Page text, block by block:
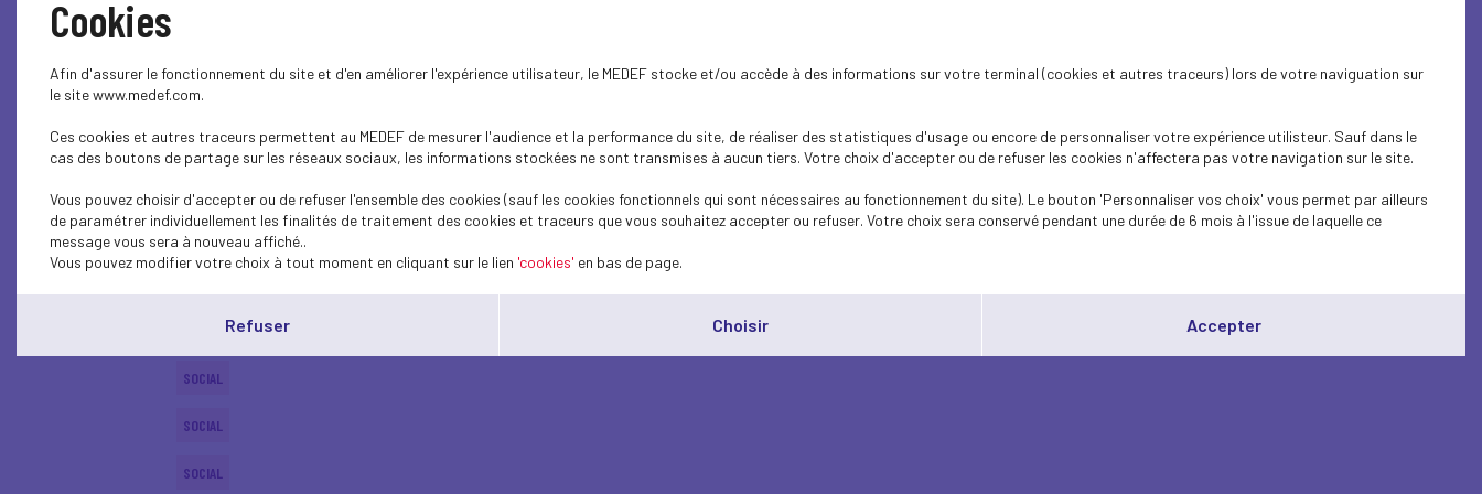
SOCIAL
PROFESSIONAL TRAINING
SOCIAL
SOCIAL
SOCIAL
SOCIAL
Cookies
Afin d'assurer le fonctionnement du site et d'en améliorer l'expérience utilisateur, le MEDEF stocke et/ou accède à des informations sur votre terminal (cookies et autres traceurs) lors de votre naviguation sur
le site www.medef.com.
Ces cookies et autres traceurs permettent au MEDEF de mesurer l'audience et la performance du site, de réaliser des statistiques d'usage ou encore de personnaliser votre expérience utilisteur. Sauf dans le
cas des boutons de partage sur les réseaux sociaux, les informations stockées ne sont transmises à aucun tiers. Votre choix d'accepter ou de refuser les cookies n'affectera pas votre navigation sur le site.
Vous pouvez choisir d'accepter ou de refuser l'ensemble des cookies (sauf les cookies fonctionnels qui sont nécessaires au fonctionnement du site). Le bouton 'Personnaliser vos choix' vous permet par ailleurs
de paramétrer individuellement les finalités de traitement des cookies et traceurs que vous souhaitez accepter ou refuser. Votre choix sera conservé pendant une durée de 6 mois à l'issue de laquelle ce
message vous sera à nouveau affiché..
Vous pouvez modifier votre choix à tout moment en cliquant sur le lien 'cookies' en bas de page.
Refuser Choisir Accepter